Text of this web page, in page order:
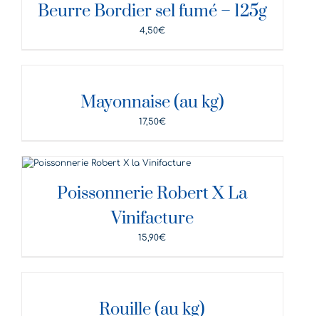
Beurre Bordier sel fumé – 125g
4,50€
Mayonnaise (au kg)
17,50€
DÉTAILS
Poissonnerie Robert X La
Vinifacture
15,90€
Rouille (au kg)